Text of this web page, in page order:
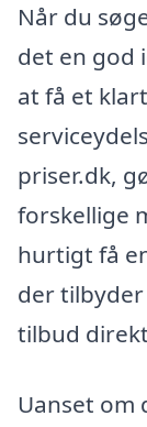
Når du
det en god
at få et
priser.dk,
forskellige
hurtigt få
der
tilbud
Uanset om